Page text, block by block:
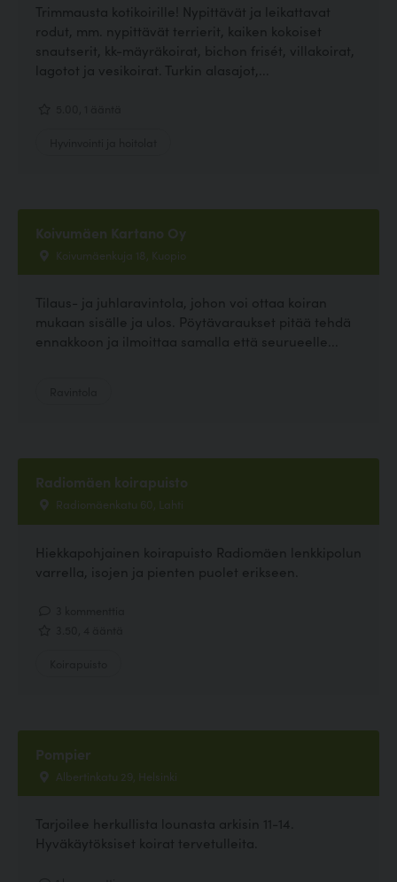
Trimmausta kotikoirille! Nypittävät ja leikattavat
rodut, mm. nypittävät terrierit, kaiken kokoiset
snautserit, kk-mäyräkoirat, bichon frisét, villakoirat,
lagotot ja vesikoirat. Turkin alasajot,...
Koivumäen Kartano Oy
Koivumäenkuja 18, Kuopio
Tilaus- ja juhlaravintola, johon voi ottaa koiran
mukaan sisälle ja ulos. Pöytävaraukset pitää tehdä
ennakkoon ja ilmoittaa samalla että seurueelle...
Radiomäen koirapuisto
Radiomäenkatu 60, Lahti
Hiekkapohjainen koirapuisto Radiomäen lenkkipolun
varrella, isojen ja pienten puolet erikseen.
Pompier
Albertinkatu 29, Helsinki
Tarjoilee herkullista lounasta arkisin 11-14.
Hyväkäytöksiset koirat tervetulleita.